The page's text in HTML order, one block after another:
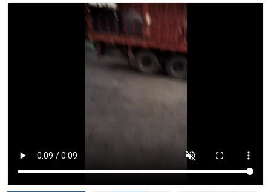
26+32号化妆级白油 46+68号化妆级白油